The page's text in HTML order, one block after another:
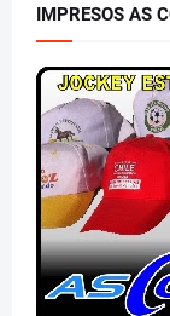
IMPRESOS AS